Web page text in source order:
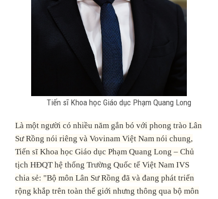
Tiến sĩ Khoa học Giáo dục Phạm Quang Long
Là một người có nhiều năm gắn bó với phong trào Lân
Sư Rồng nói riêng và Vovinam Việt Nam nói chung,
Tiến sĩ Khoa học Giáo dục Phạm Quang Long – Chủ
tịch HĐQT hệ thống Trường Quốc tế Việt Nam IVS
chia sẻ: "Bộ môn Lân Sư Rồng đã và đang phát triển
rộng khắp trên toàn thế giới nhưng thông qua bộ môn